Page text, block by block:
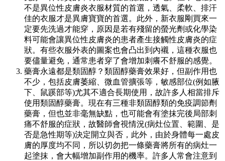
不是異位性皮膚炎衣服材質的首選，透氣、柔軟、排汗
佳的衣服才是異膚寶寶的首選。此外，新衣服剛買來一
定要先洗過才能穿，原因是若有殘留的螢光劑或化學染
料可能會讓異位性皮膚炎的患者產生接觸性皮膚炎的症
狀。有些衣服外表的圖案也會凸出到內襯，這種衣服也
要儘量避免，通常患者穿了會增加刺癢不舒服的感覺。
藥膏永遠都是類固醇？類固醇藥膏效果好，但副作用也
不少，包括皮膚萎縮、微血管擴張等，敏感部位(例如腋
下、鼠蹊部等)尤其不適合長期使用，故許多人相當排斥
使用類固醇藥膏。現在有三種非類固醇類的免疫調節劑
藥膏，但也並非毫無缺點，也可能會有塗抹完後局部刺
痛不舒服的症狀，故醫師會視情況(病灶位置、範圍、是
否是急性期等)決定開立與否，此外，由於身體每一處皮
膚的厚度均不同，所以切勿把一條藥膏將所有的病灶一
起塗抹，會大幅增加副作用的機率。許多人常會注意到